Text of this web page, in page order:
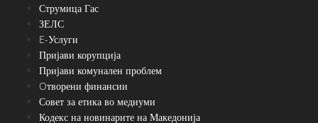
Струмица Гас
ЗЕЛС
E-Услуги
Пријави корупција
Пријави комунален проблем
Oтворени финансии
Совет за етика во медиуми
Кодекс на новинарите на Македонија